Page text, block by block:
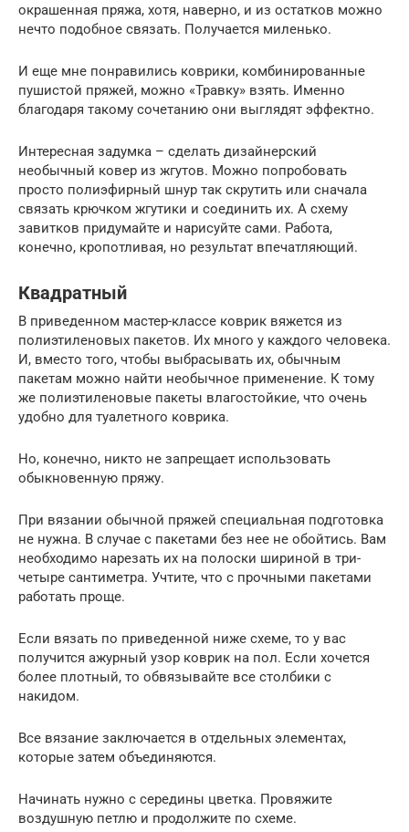
окрашенная пряжа, хотя, наверно, и из остатков можно
нечто подобное связать. Получается миленько.
И еще мне понравились коврики, комбинированные
пушистой пряжей, можно «Травку» взять. Именно
благодаря такому сочетанию они выглядят эффектно.
Интересная задумка – сделать дизайнерский
необычный ковер из жгутов. Можно попробовать
просто полиэфирный шнур так скрутить или сначала
связать крючком жгутики и соединить их. А схему
завитков придумайте и нарисуйте сами. Работа,
конечно, кропотливая, но результат впечатляющий.
Квадратный
В приведенном мастер-классе коврик вяжется из
полиэтиленовых пакетов. Их много у каждого человека.
И, вместо того, чтобы выбрасывать их, обычным
пакетам можно найти необычное применение. К тому
же полиэтиленовые пакеты влагостойкие, что очень
удобно для туалетного коврика.
Но, конечно, никто не запрещает использовать
обыкновенную пряжу.
При вязании обычной пряжей специальная подготовка
не нужна. В случае с пакетами без нее не обойтись. Вам
необходимо нарезать их на полоски шириной в три-
четыре сантиметра. Учтите, что с прочными пакетами
работать проще.
Если вязать по приведенной ниже схеме, то у вас
получится ажурный узор коврик на пол. Если хочется
более плотный, то обвязывайте все столбики с
накидом.
Все вязание заключается в отдельных элементах,
которые затем объединяются.
Начинать нужно с середины цветка. Провяжите
воздушную петлю и продолжите по схеме.